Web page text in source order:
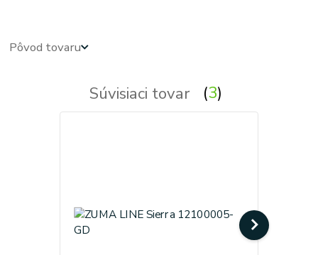
Pôvod tovaru
Súvisiaci tovar 3